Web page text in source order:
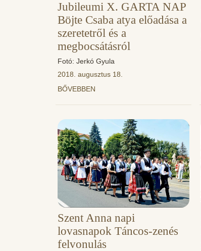
Jubileumi X. GARTA NAP
Böjte Csaba atya előadása a
szeretetről és a
megbocsátásról
Fotó: Jerkó Gyula
2018. augusztus 18.
BŐVEBBEN
Szent Anna napi
lovasnapok Táncos-zenés
felvonulás